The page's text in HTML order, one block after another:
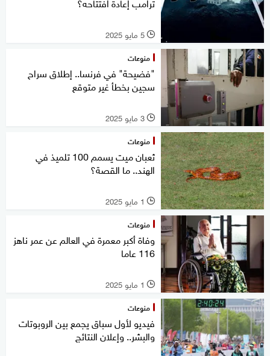
l 5 مايو 2025
منوعات
"فضيحة" في فرنسا.. إطلاق سراح
سجين بخطأ غير متوقع
l 3 مايو 2025
منوعات
ثعبان ميت يسمم 100 تلميذ في
الهند.. ما القصة؟
l 1 مايو 2025
منوعات
وفاة أكبر معمرة في العالم عن عمر ناهز
116 عاما
l 1 مايو 2025
منوعات
فيديو لأول سباق يجمع بين الروبوتات
والبشر.. وإعلان النتائج